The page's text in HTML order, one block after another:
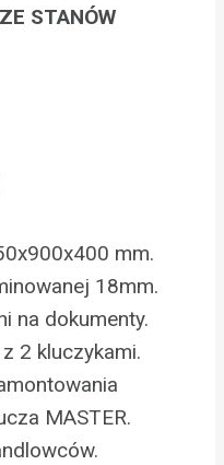
STANÓW
mm.
18mm.
na dokumenty.
2 kluczykami.
MASTER.